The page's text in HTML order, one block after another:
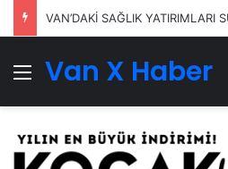
VAN’DAKİ SAĞLIK YATIRIMLARI
Menü
Van X Haber